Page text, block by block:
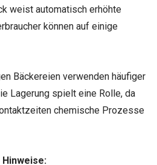
weist automatisch erhöhte
können auf einige
Bäckereien verwenden häufiger
Lagerung spielt eine Rolle, da
chemische Prozesse